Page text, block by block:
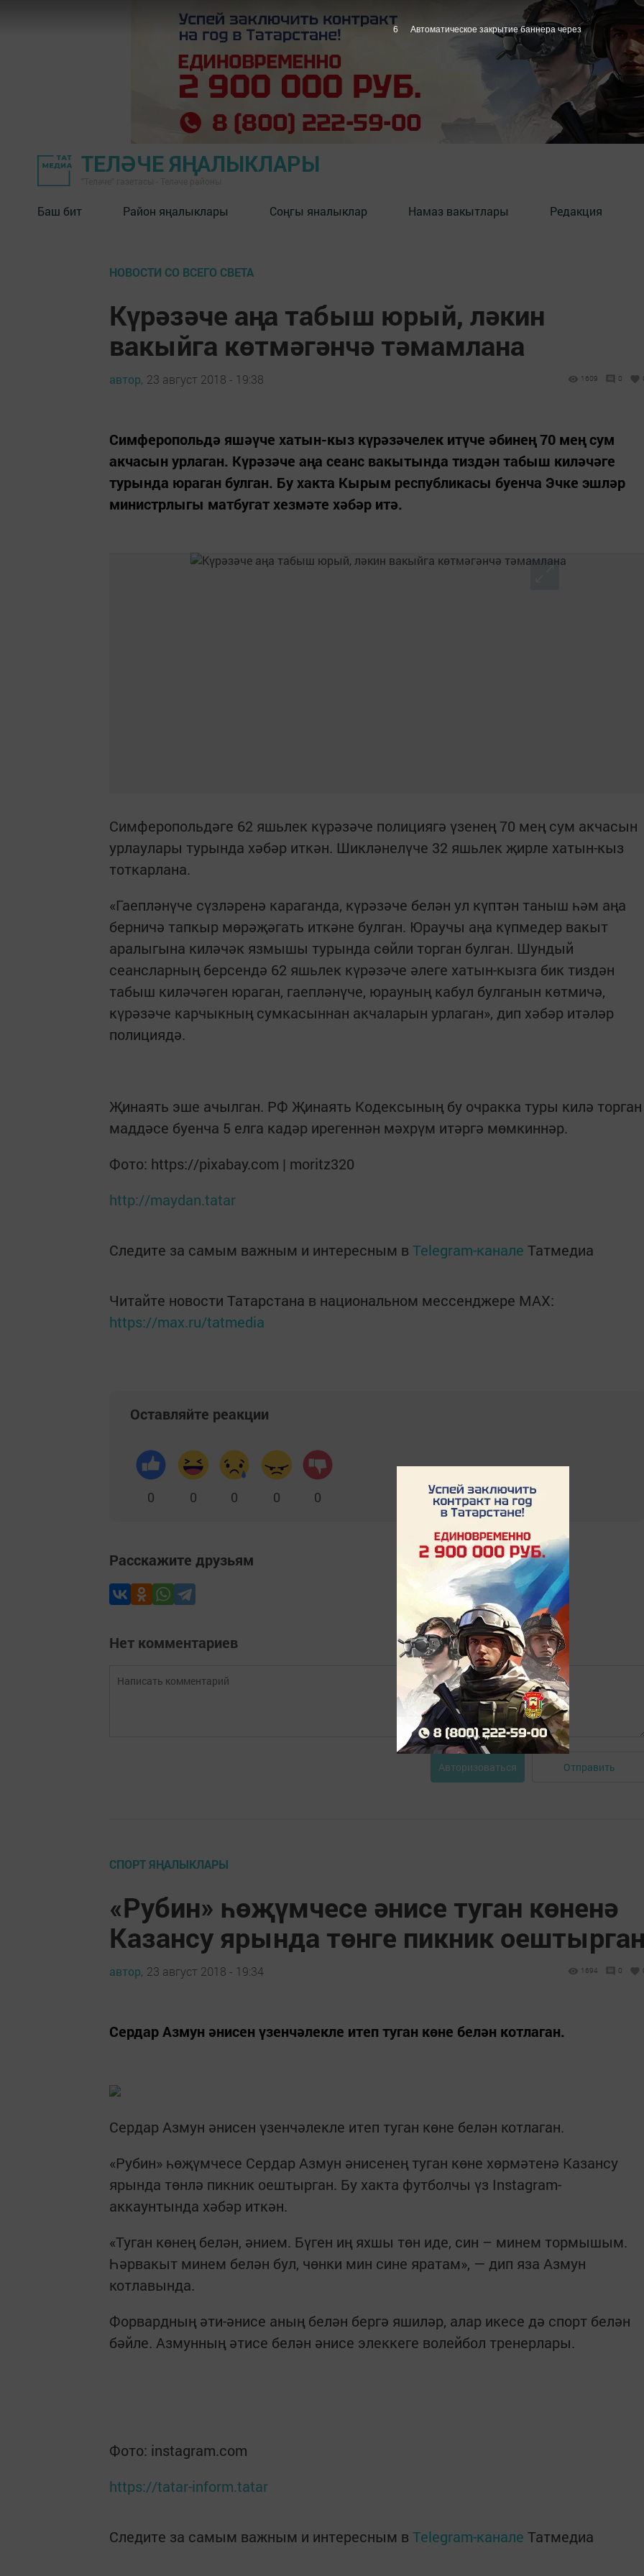
ТЕЛӘЧЕ ЯҢАЛЫКЛАРЫ
Баш бит Район яңалыклары Соңгы яналыклар Намаз вакытлары Редакция
НОВОСТИ СО ВСЕГО СВЕТА
Күрәзәче аңа табыш юрый, ләкин
вакыйга көтмәгәнчә тәмамлана
автор, 23 август 2018 - 19:38 1609 0
Симферопольдә яшәүче хатын-кыз күрәзәчелек итүче әбинең 70 мең сум
акчасын урлаган. Күрәзәче аңа сеанс вакытында тиздән табыш киләчәге
турында юраган булган. Бу хакта Кырым республикасы буенча Эчке эшләр
министрлыгы матбугат хезмәте хәбәр итә.
Симферопольдәге 62 яшьлек күрәзәче полициягә үзенең 70 мең сум акчасын
урлаулары турында хәбәр иткән. Шикләнелүче 32 яшьлек җирле хатын-кыз
тоткарлана.
«Гаепләнүче сүзләренә караганда, күрәзәче белән ул күптән таныш һәм аңа
берничә тапкыр мөрәҗәгать иткәне булган. Юраучы аңа күпмедер вакыт
аралыгына киләчәк язмышы турында сөйли торган булган. Шундый
сеансларның берсендә 62 яшьлек күрәзәче әлеге хатын-кызга бик тиздән
табыш киләчәген юраган, гаепләнүче, юрауның кабул булганын көтмичә,
күрәзәче карчыкның сумкасыннан акчаларын урлаган», дип хәбәр итәләр
полициядә.
Җинаять эше ачылган. РФ Җинаять Кодексының бу очракка туры килә торган
маддәсе буенча 5 елга кадәр ирегеннән мәхрүм итәргә мөмкиннәр.
Фото: https://pixabay.com | moritz320
http://maydan.tatar
Следите за самым важным и интересным в Telegram-канале Татмедиа
Читайте новости Татарстана в национальном мессенджере MАХ:
https://max.ru/tatmedia
Оставляйте реакции
0 0 0 0 0
Расскажите друзьям
Нет комментариев
Авторизоваться Отправить
СПОРТ ЯҢАЛЫКЛАРЫ
«Рубин» һөҗүмчесе әнисе туган көненә
Казансу ярында төнге пикник
автор, 23 август 2018 - 19:34 1694 0
Сердар Азмун әнисен үзенчәлекле итеп туган көне белән котлаган.
Сердар Азмун әнисен үзенчәлекле итеп туган көне белән котлаган.
«Рубин» һөҗүмчесе Сердар Азмун әнисенең туган көне хөрмәтенә Казансу
ярында төнлә пикник оештырган. Бу хакта футболчы үз Instagram-
аккаунтында хәбәр иткән.
«Туган көнең белән, әнием. Бүген иң яхшы төн иде, син – минем тормышым.
Һәрвакыт минем белән бул, чөнки мин сине яратам», — дип яза Азмун
котлавында.
Форвардның әти-әнисе аның белән бергә яшиләр, алар икесе дә спорт белән
бәйле. Азмунның әтисе белән әнисе элеккеге волейбол тренерлары.
Фото: instagram.com
https://tatar-inform.tatar
Следите за самым важным и интересным в Telegram-канале Татмедиа
6 Автоматическое закрытие баннера через